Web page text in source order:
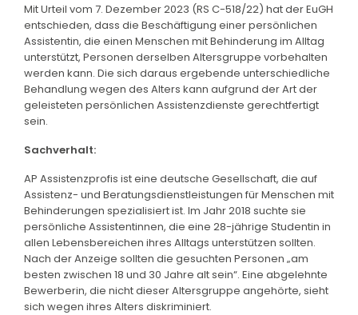
Mit Urteil vom 7. Dezember 2023 (RS C-518/22) hat der EuGH
entschieden, dass die Beschäftigung einer persönlichen
Assistentin, die einen Menschen mit Behinderung im Alltag
unterstützt, Personen derselben Altersgruppe vorbehalten
werden kann. Die sich daraus ergebende unterschiedliche
Behandlung wegen des Alters kann aufgrund der Art der
geleisteten persönlichen Assistenzdienste gerechtfertigt
sein.
Sachverhalt:
AP Assistenzprofis ist eine deutsche Gesellschaft, die auf
Assistenz- und Beratungsdienstleistungen für Menschen mit
Behinderungen spezialisiert ist. Im Jahr 2018 suchte sie
persönliche Assistentinnen, die eine 28-jährige Studentin in
allen Lebensbereichen ihres Alltags unterstützen sollten.
Nach der Anzeige sollten die gesuchten Personen „am
besten zwischen 18 und 30 Jahre alt sein“. Eine abgelehnte
Bewerberin, die nicht dieser Altersgruppe angehörte, sieht
sich wegen ihres Alters diskriminiert.